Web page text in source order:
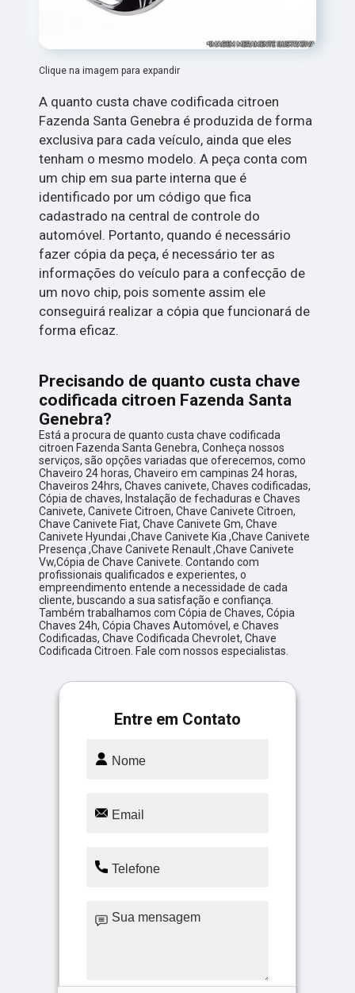
Clique na imagem para expandir
A quanto custa chave codificada citroen
Fazenda Santa Genebra é produzida de forma
exclusiva para cada veículo, ainda que eles
tenham o mesmo modelo. A peça conta com
um chip em sua parte interna que é
identificado por um código que fica
cadastrado na central de controle do
automóvel. Portanto, quando é necessário
fazer cópia da peça, é necessário ter as
informações do veículo para a confecção de
um novo chip, pois somente assim ele
conseguirá realizar a cópia que funcionará de
forma eficaz.
Precisando de quanto custa chave
codificada citroen Fazenda Santa
Genebra?
Está a procura de quanto custa chave codificada
citroen Fazenda Santa Genebra, Conheça nossos
serviços, são opções variadas que oferecemos, como
Chaveiro 24 horas, Chaveiro em campinas 24 horas,
Chaveiros 24hrs, Chaves canivete, Chaves codificadas,
Cópia de chaves, Instalação de fechaduras e Chaves
Canivete, Canivete Citroen, Chave Canivete Citroen,
Chave Canivete Fiat, Chave Canivete Gm, Chave
Canivete Hyundai ,Chave Canivete Kia ,Chave Canivete
Presença ,Chave Canivete Renault ,Chave Canivete
Vw,Cópia de Chave Canivete. Contando com
profissionais qualificados e experientes, o
empreendimento entende a necessidade de cada
cliente, buscando a sua satisfação e confiança.
Também trabalhamos com Cópia de Chaves, Cópia
Chaves 24h, Cópia Chaves Automóvel, e Chaves
Codificadas, Chave Codificada Chevrolet, Chave
Codificada Citroen. Fale com nossos especialistas.
Entre em Contato